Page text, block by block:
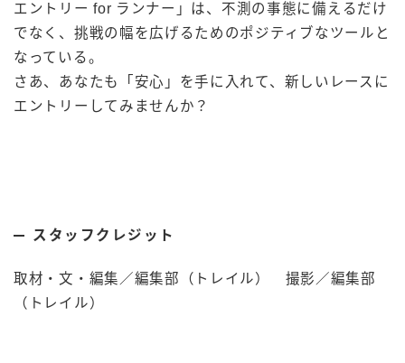
エントリー for ランナー」は、不測の事態に備えるだけ
でなく、挑戦の幅を広げるためのポジティブなツールと
なっている。
さあ、あなたも「安心」を手に入れて、新しいレースに
エントリーしてみませんか？
スタッフクレジット
取材・文・編集／編集部（トレイル） 撮影／編集部
（トレイル）